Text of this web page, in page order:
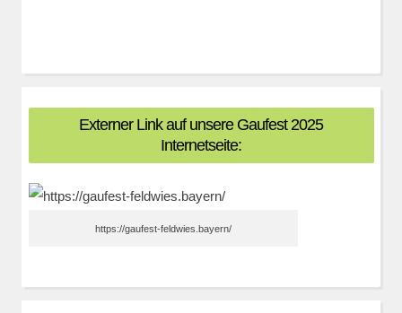
Externer Link auf unsere Gaufest 2025
Internetseite:
https://gaufest-feldwies.bayern/